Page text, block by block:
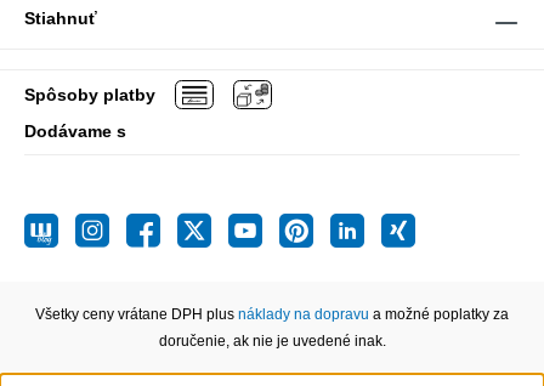
Stiahnuť
Spôsoby platby
Dodávame s
Všetky ceny vrátane DPH plus náklady na dopravu a možné poplatky za
doručenie, ak nie je uvedené inak.